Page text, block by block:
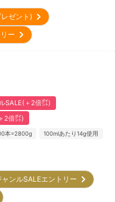
レゼント)
リー
SALE(＋2倍㌽)
2倍㌽)
本=2800g 100mlあたり14g使用
ャンルSALEエントリー